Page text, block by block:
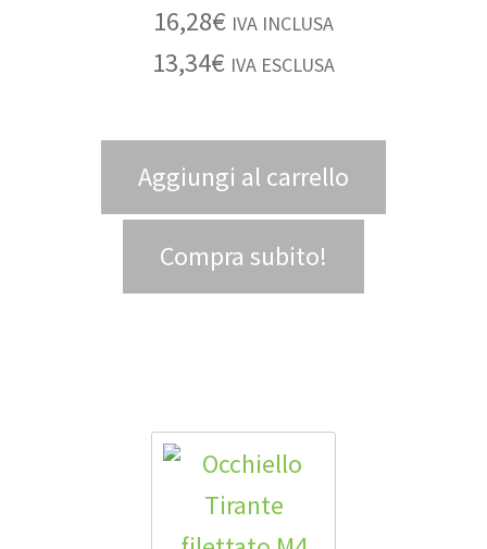
16,28€ IVA INCLUSA
13,34€ IVA ESCLUSA
Aggiungi al carrello
Compra subito!